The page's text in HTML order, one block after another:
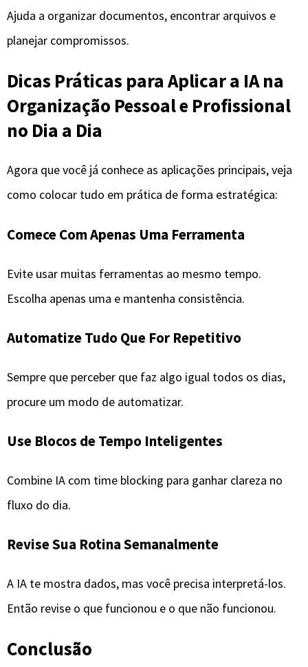
Ajuda a organizar documentos, encontrar arquivos e
planejar compromissos.
Dicas Práticas para Aplicar a IA na
Organização Pessoal e Profissional
no Dia a Dia
Agora que você já conhece as aplicações principais, veja
como colocar tudo em prática de forma estratégica:
Comece Com Apenas Uma Ferramenta
Evite usar muitas ferramentas ao mesmo tempo.
Escolha apenas uma e mantenha consistência.
Automatize Tudo Que For Repetitivo
Sempre que perceber que faz algo igual todos os dias,
procure um modo de automatizar.
Use Blocos de Tempo Inteligentes
Combine IA com time blocking para ganhar clareza no
fluxo do dia.
Revise Sua Rotina Semanalmente
A IA te mostra dados, mas você precisa interpretá-los.
Então revise o que funcionou e o que não funcionou.
Conclusão